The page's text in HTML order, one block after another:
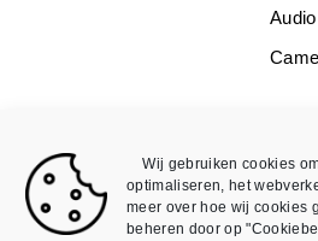
Wij gebruiken cookies
optimaliseren, het
meer over hoe wij cookies
beheren door op
Void
Mijn account